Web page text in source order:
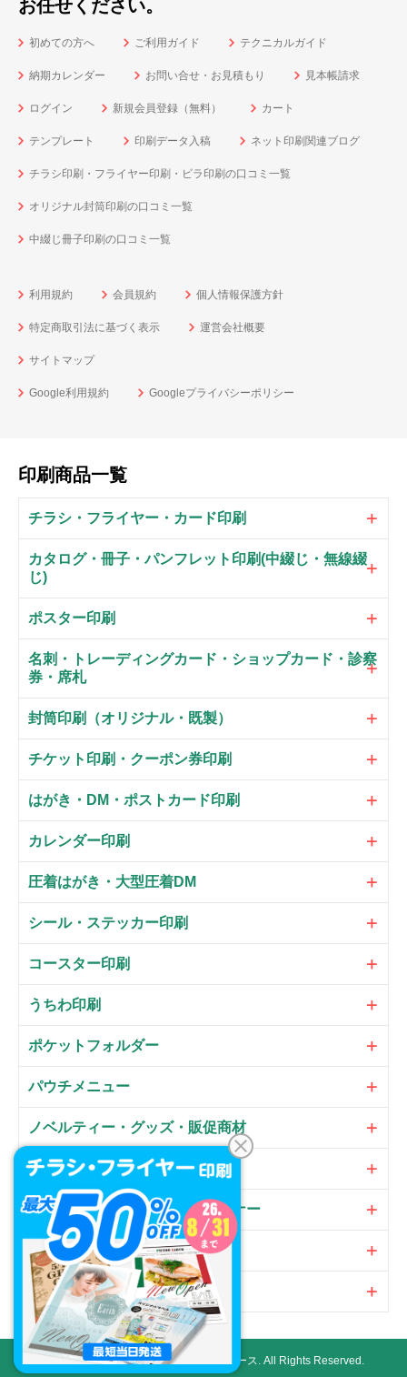
お任せください。
初めての方へ ご利用ガイド テクニカルガイド
納期カレンダー お問い合せ・お見積もり 見本帳請求
ログイン 新規会員登録（無料） カート
テンプレート 印刷データ入稿 ネット印刷関連ブログ
チラシ印刷・フライヤー印刷・ビラ印刷の口コミ一覧
オリジナル封筒印刷の口コミ一覧
中綴じ冊子印刷の口コミ一覧
利用規約 会員規約 個人情報保護方針
特定商取引法に基づく表示 運営会社概要
サイトマップ
Google利用規約 Googleプライバシーポリシー
印刷商品一覧
チラシ・フライヤー・カード印刷
カタログ・冊子・パンフレット印刷(中綴じ・無線綴
じ)
ポスター印刷
名刺・トレーディングカード・ショップカード・診察
券・席札
封筒印刷（オリジナル・既製）
チケット印刷・クーポン券印刷
はがき・DM・ポストカード印刷
カレンダー印刷
圧着はがき・大型圧着DM
シール・ステッカー印刷
コースター印刷
うちわ印刷
ポケットフォルダー
パウチメニュー
ノベルティー・グッズ・販促商材
大判パネル・サイン・POP
のぼり・フラッグ・横断幕・バナー
オプション
加工
Copyright ©ネット印刷通販プリントアース. All Rights Reserved.